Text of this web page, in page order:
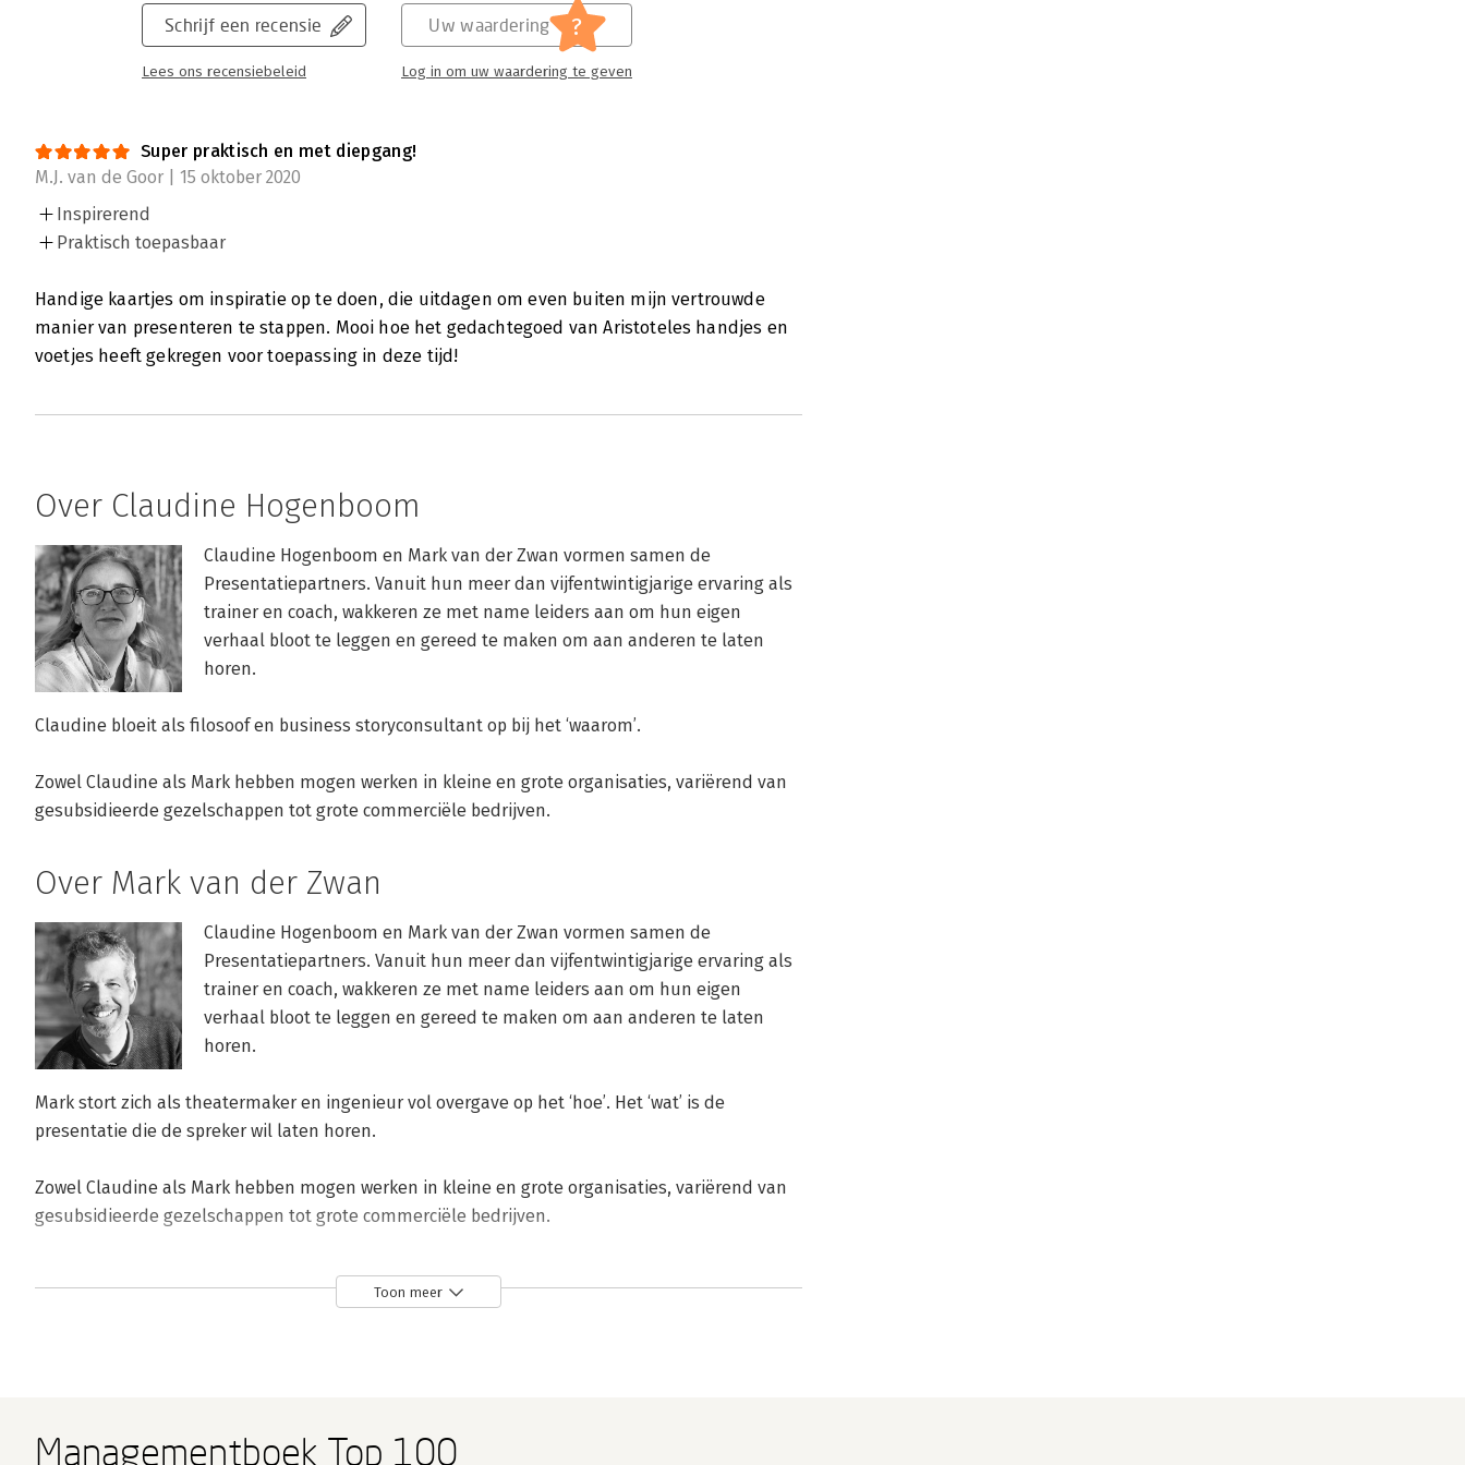
Schrijf een recensie
Lees ons recensiebeleid
Uw waardering ?
Log in om uw waardering te geven
Super praktisch en met diepgang!
M.J. van de Goor | 15 oktober 2020
Inspirerend
Praktisch toepasbaar
Handige kaartjes om inspiratie op te doen, die uitdagen om even buiten mijn vertrouwde
manier van presenteren te stappen. Mooi hoe het gedachtegoed van Aristoteles handjes en
voetjes heeft gekregen voor toepassing in deze tijd!
Over Claudine Hogenboom
Claudine Hogenboom en Mark van der Zwan vormen samen de
Presentatiepartners. Vanuit hun meer dan vijfentwintigjarige ervaring als
trainer en coach, wakkeren ze met name leiders aan om hun eigen
verhaal bloot te leggen en gereed te maken om aan anderen te laten
horen.
Claudine bloeit als filosoof en business storyconsultant op bij het ‘waarom’.
Zowel Claudine als Mark hebben mogen werken in kleine en grote organisaties, variërend van
gesubsidieerde gezelschappen tot grote commerciële bedrijven.
Over Mark van der Zwan
Claudine Hogenboom en Mark van der Zwan vormen samen de
Presentatiepartners. Vanuit hun meer dan vijfentwintigjarige ervaring als
trainer en coach, wakkeren ze met name leiders aan om hun eigen
verhaal bloot te leggen en gereed te maken om aan anderen te laten
horen.
Mark stort zich als theatermaker en ingenieur vol overgave op het ‘hoe’. Het ‘wat’ is de
presentatie die de spreker wil laten horen.
Zowel Claudine als Mark hebben mogen werken in kleine en grote organisaties, variërend van
gesubsidieerde gezelschappen tot grote commerciële bedrijven.
Andere boeken door Mark van der Zwan
Toon meer
Managementboek Top 100